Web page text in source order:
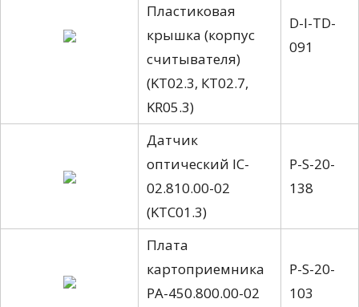
Пластиковая
крышка (корпус
считывателя)
(KT02.3, КТ02.7,
KR05.3)
D-I-TD-
091
Датчик
оптический IC-
02.810.00-02
(KTC01.3)
P-S-20-
138
Плата
картоприемника
PA-450.800.00-02
P-S-20-
103